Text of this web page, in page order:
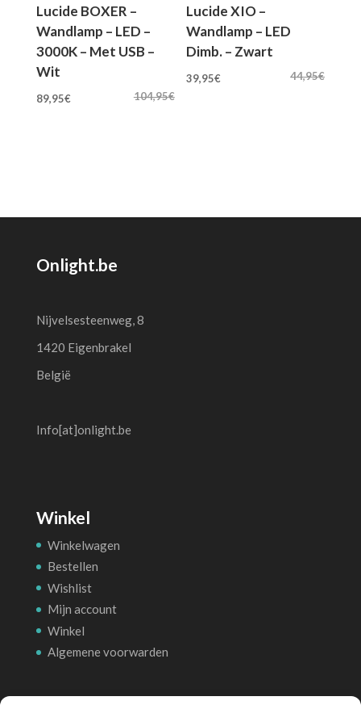
Lucide BOXER –
Wandlamp – LED –
3000K – Met USB –
Wit
104,95€
Oorspronkelijke
89,95€Huidige
Lucide XIO –
Wandlamp – LED
Dimb. – Zwart
44,95€
Oorspronkelijke
39,95€
Onlight.be
Nijvelsesteenweg, 8
1420 Eigenbrakel
België
Info[at]onlight.be
Winkel
Winkelwagen
Bestellen
Wishlist
Mijn account
Winkel
Algemene voorwarden